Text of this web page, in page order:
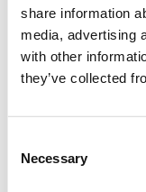
share information
media, advertising
with other
they’ve collected
Selection
Necessary